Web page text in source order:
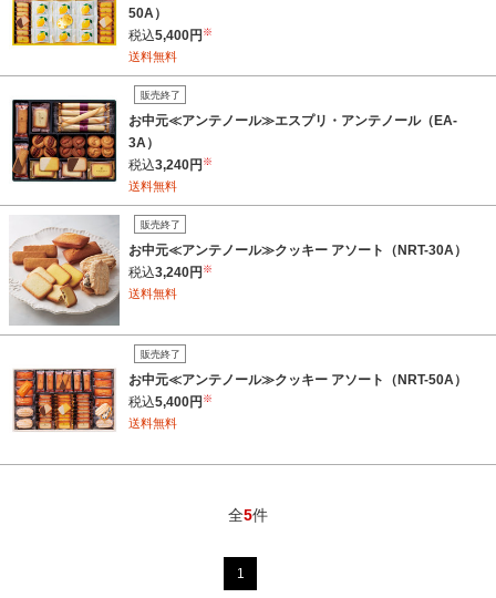
50A）
税込5,400円 ※
送料無料
販売終了
お中元≪アンテノール≫エスプリ・アンテノール（EA-
3A）
税込3,240円 ※
送料無料
販売終了
お中元≪アンテノール≫クッキー アソート（NRT-30A）
税込3,240円 ※
送料無料
販売終了
お中元≪アンテノール≫クッキー アソート（NRT-50A）
税込5,400円 ※
送料無料
全5件
1